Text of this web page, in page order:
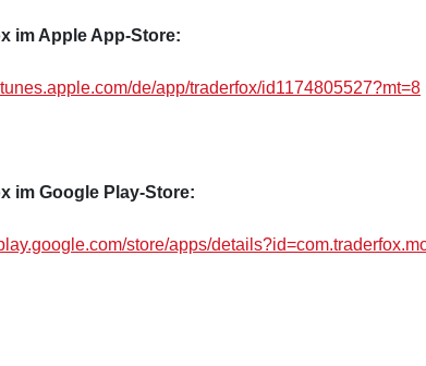
im Apple App-Store:
de/app/traderfox/id1174805527?mt=8
im Google Play-Store:
store/apps/